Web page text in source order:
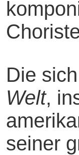
Die
Welt,
seiner